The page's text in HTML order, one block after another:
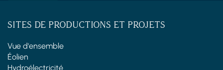
SITES DE PRODUCTIONS ET PROJETS
Vue d'ensemble
Éolien
Hydroélectricité